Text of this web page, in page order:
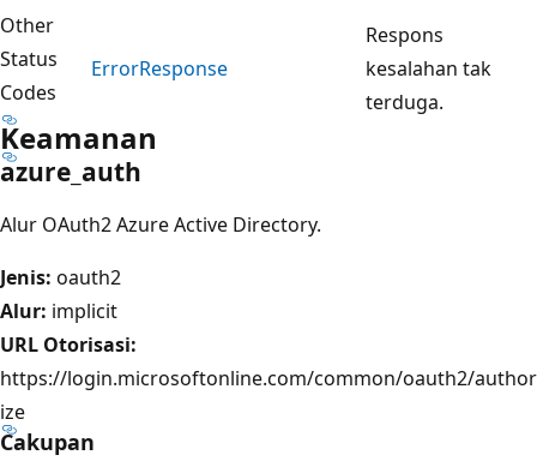
Other
Status
Codes
ErrorResponse
Respons
kesalahan tak
terduga.
Keamanan
azure_auth
Alur OAuth2 Azure Active Directory.
Jenis: oauth2
Alur: implicit
URL Otorisasi:
https://login.microsoftonline.com/common/oauth2/author
ize
Cakupan